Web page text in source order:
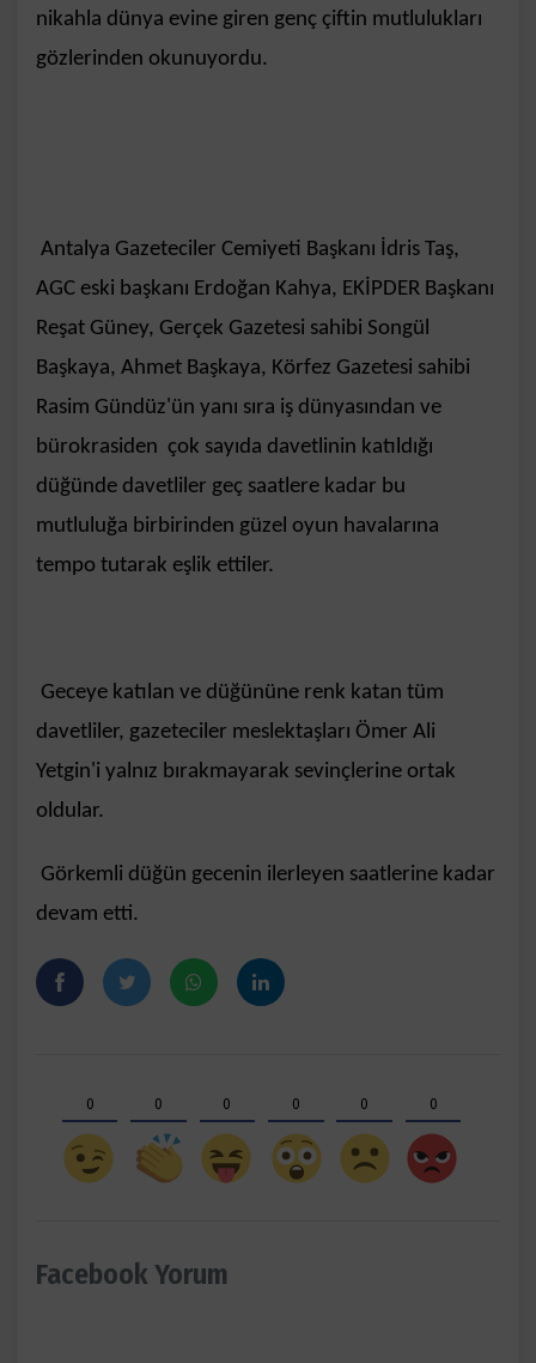
nikahla dünya evine giren genç çiftin mutlulukları
gözlerinden okunuyordu.
Antalya Gazeteciler Cemiyeti Başkanı İdris Taş,
AGC eski başkanı Erdoğan Kahya, EKİPDER Başkanı
Reşat Güney, Gerçek Gazetesi sahibi Songül
Başkaya, Ahmet Başkaya, Körfez Gazetesi sahibi
Rasim Gündüz'ün yanı sıra iş dünyasından ve
bürokrasiden çok sayıda davetlinin katıldığı
düğünde davetliler geç saatlere kadar bu
mutluluğa birbirinden güzel oyun havalarına
tempo tutarak eşlik ettiler.
Geceye katılan ve düğününe renk katan tüm
davetliler, gazeteciler meslektaşları Ömer Ali
Yetgin'i yalnız bırakmayarak sevinçlerine ortak
oldular.
Görkemli düğün gecenin ilerleyen saatlerine kadar
devam etti.
0 0 0 0 0 0
Facebook Yorum